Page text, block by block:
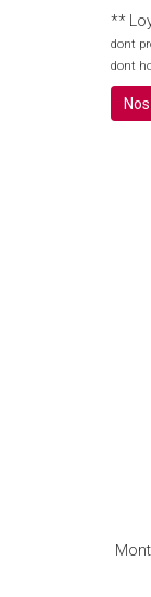
**
dont
dont